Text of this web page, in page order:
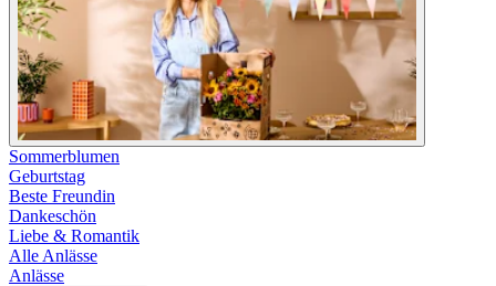
Sommerblumen
Geburtstag
Beste Freundin
Dankeschön
Liebe & Romantik
Alle Anlässe
Anlässe